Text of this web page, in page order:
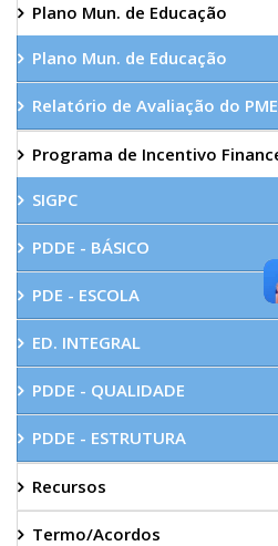
Plano Mun. de Educação
Plano Mun. de Educação
Relatório de Avaliação do PME
Programa de Incentivo
SIGPC
PDDE - BÁSICO
PDE - ESCOLA
ED. INTEGRAL
PDDE - QUALIDADE
PDDE - ESTRUTURA
Recursos
Termo/Acordos